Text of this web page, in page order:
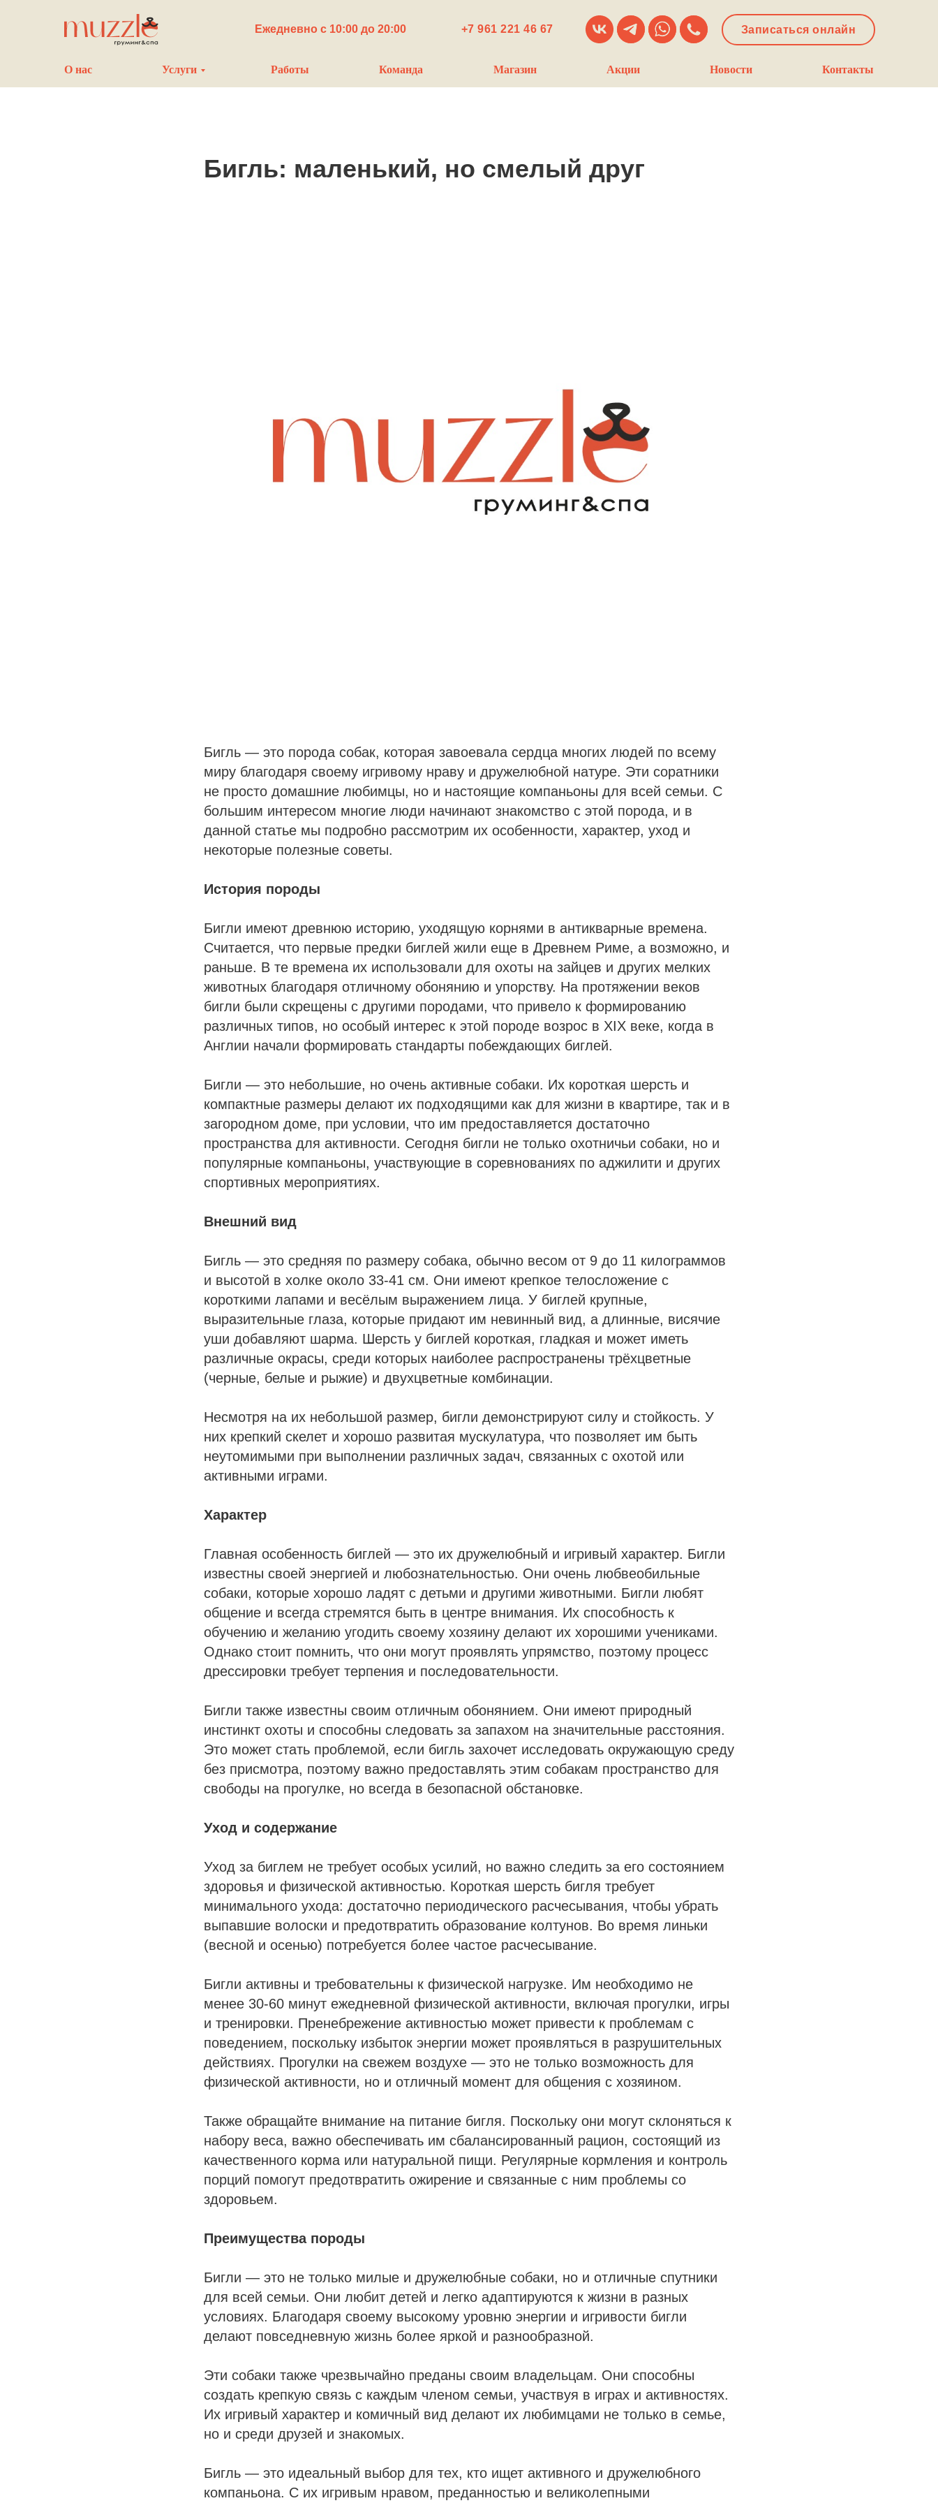
Записаться онлайн
+7 961 221 46 67
Ежедневно с 10:00 до 20:00
О нас Услуги Работы Команда Магазин Акции Новости Контакты
Бигль: маленький, но смелый друг
Бигль — это порода собак, которая завоевала сердца многих людей по всему
миру благодаря своему игривому нраву и дружелюбной натуре. Эти соратники
не просто домашние любимцы, но и настоящие компаньоны для всей семьи. С
большим интересом многие люди начинают знакомство с этой порода, и в
данной статье мы подробно рассмотрим их особенности, характер, уход и
некоторые полезные советы.
История породы
Бигли имеют древнюю историю, уходящую корнями в антикварные времена.
Считается, что первые предки биглей жили еще в Древнем Риме, а возможно, и
раньше. В те времена их использовали для охоты на зайцев и других мелких
животных благодаря отличному обонянию и упорству. На протяжении веков
бигли были скрещены с другими породами, что привело к формированию
различных типов, но особый интерес к этой породе возрос в XIX веке, когда в
Англии начали формировать стандарты побеждающих биглей.
Бигли — это небольшие, но очень активные собаки. Их короткая шерсть и
компактные размеры делают их подходящими как для жизни в квартире, так и в
загородном доме, при условии, что им предоставляется достаточно
пространства для активности. Сегодня бигли не только охотничьи собаки, но и
популярные компаньоны, участвующие в соревнованиях по аджилити и других
спортивных мероприятиях.
Внешний вид
Бигль — это средняя по размеру собака, обычно весом от 9 до 11 килограммов
и высотой в холке около 33-41 см. Они имеют крепкое телосложение с
короткими лапами и весёлым выражением лица. У биглей крупные,
выразительные глаза, которые придают им невинный вид, а длинные, висячие
уши добавляют шарма. Шерсть у биглей короткая, гладкая и может иметь
различные окрасы, среди которых наиболее распространены трёхцветные
(черные, белые и рыжие) и двухцветные комбинации.
Несмотря на их небольшой размер, бигли демонстрируют силу и стойкость. У
них крепкий скелет и хорошо развитая мускулатура, что позволяет им быть
неутомимыми при выполнении различных задач, связанных с охотой или
активными играми.
Характер
Главная особенность биглей — это их дружелюбный и игривый характер. Бигли
известны своей энергией и любознательностью. Они очень любвеобильные
собаки, которые хорошо ладят с детьми и другими животными. Бигли любят
общение и всегда стремятся быть в центре внимания. Их способность к
обучению и желанию угодить своему хозяину делают их хорошими учениками.
Однако стоит помнить, что они могут проявлять упрямство, поэтому процесс
дрессировки требует терпения и последовательности.
Бигли также известны своим отличным обонянием. Они имеют природный
инстинкт охоты и способны следовать за запахом на значительные расстояния.
Это может стать проблемой, если бигль захочет исследовать окружающую среду
без присмотра, поэтому важно предоставлять этим собакам пространство для
свободы на прогулке, но всегда в безопасной обстановке.
Уход и содержание
Уход за биглем не требует особых усилий, но важно следить за его состоянием
здоровья и физической активностью. Короткая шерсть бигля требует
минимального ухода: достаточно периодического расчесывания, чтобы убрать
выпавшие волоски и предотвратить образование колтунов. Во время линьки
(весной и осенью) потребуется более частое расчесывание.
Бигли активны и требовательны к физической нагрузке. Им необходимо не
менее 30-60 минут ежедневной физической активности, включая прогулки, игры
и тренировки. Пренебрежение активностью может привести к проблемам с
поведением, поскольку избыток энергии может проявляться в разрушительных
действиях. Прогулки на свежем воздухе — это не только возможность для
физической активности, но и отличный момент для общения с хозяином.
Также обращайте внимание на питание бигля. Поскольку они могут склоняться к
набору веса, важно обеспечивать им сбалансированный рацион, состоящий из
качественного корма или натуральной пищи. Регулярные кормления и контроль
порций помогут предотвратить ожирение и связанные с ним проблемы со
здоровьем.
Преимущества породы
Бигли — это не только милые и дружелюбные собаки, но и отличные спутники
для всей семьи. Они любит детей и легко адаптируются к жизни в разных
условиях. Благодаря своему высокому уровню энергии и игривости бигли
делают повседневную жизнь более яркой и разнообразной.
Эти собаки также чрезвычайно преданы своим владельцам. Они способны
создать крепкую связь с каждым членом семьи, участвуя в играх и активностях.
Их игривый характер и комичный вид делают их любимцами не только в семье,
но и среди друзей и знакомых.
Бигль — это идеальный выбор для тех, кто ищет активного и дружелюбного
компаньона. С их игривым нравом, преданностью и великолепными